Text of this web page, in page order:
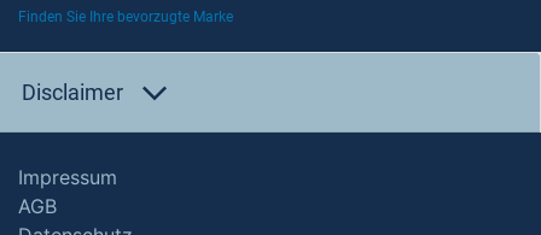
Finden Sie Ihre bevorzugte Marke
Disclaimer
Impressum
AGB